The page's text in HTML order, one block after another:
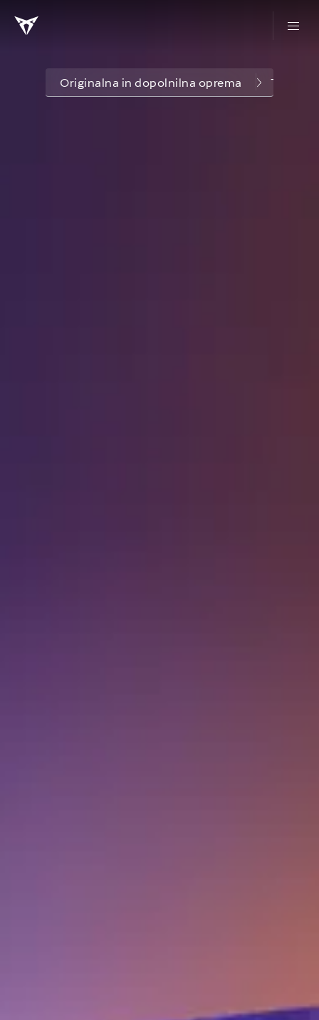
Originalna in dopolnilna oprema